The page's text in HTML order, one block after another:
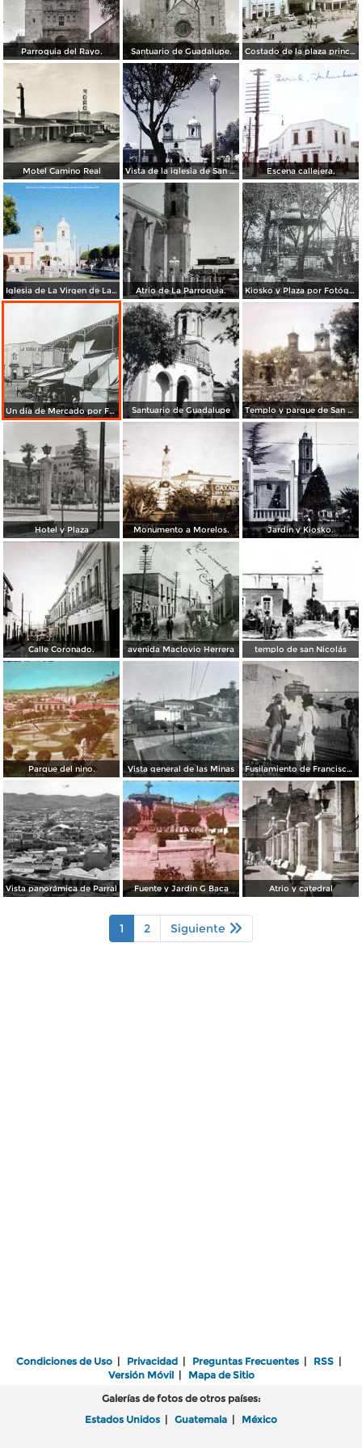
Parroquia del Rayo. Santuario de Guadalupe. Costado de la plaza principal.
Motel Camino Real Vista de la iglesia de San Juan de Dios. Escena callejera.
Iglesia de La Virgen de La Soledad Hidalgo del Parral, Chihuahua 1958 Atrio de La Parroquia. Kiosko y Plaza por Fotógrafo Winfield Scott.
Un dia de Mercado por Fotógrafo Winfield Scott. Santuario de Guadalupe Templo y parque de San Juan de Dios..
Hotel y Plaza Monumento a Morelos. Jardin y Kiosko.
Calle Coronado. avenida Maclovio Herrera templo de san Nicolás
Parque del nino. Vista general de las Minas Fusilamiento de Francisco Villa en Parral Chihuahua
Vista panorámica de Parral Fuente y Jardin G Baca Atrio y catedral
1 2 Siguiente
Condiciones de Uso | Privacidad | Preguntas Frecuentes | RSS |
Versión Móvil| Mapa de Sitio
Galerías de fotos de otros países:
Estados Unidos | Guatemala | México